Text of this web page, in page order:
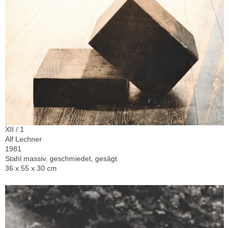
XII / 1
Alf Lechner
1981
Stahl massiv, geschmiedet, gesägt
36 x 55 x 30 cm